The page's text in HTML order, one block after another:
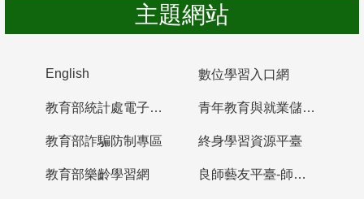
主題網站
English 數位學習入口網
教育部統計處電子書櫃 青年教育與就業儲蓄帳戶
教育部詐騙防制專區 終身學習資源平臺
教育部樂齡學習網 良師藝友平臺-師資培育整合平臺